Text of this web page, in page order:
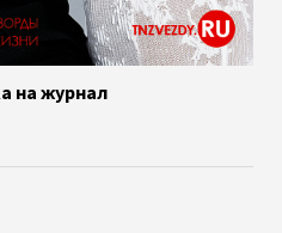
на журнал